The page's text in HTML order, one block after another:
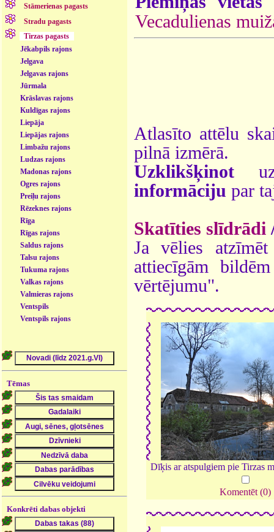
Stāmerienas pagasts
Stradu pagasts
Tirzas pagasts
Jēkabpils rajons
Jelgava
Jelgavas rajons
Jūrmala
Krāslavas rajons
Kuldīgas rajons
Liepāja
Liepājas rajons
Limbažu rajons
Ludzas rajons
Madonas rajons
Ogres rajons
Preiļu rajons
Rēzeknes rajons
Rīga
Rīgas rajons
Saldus rajons
Talsu rajons
Tukuma rajons
Valkas rajons
Valmieras rajons
Ventspils
Ventspils rajons
Tēmas
Konkrēti dabas objekti
Vecadulienas
Atlasīto attēlu
pilnā izmērā.
Uzklikšķinot
informāciju par
Skatīties slīdrādi
Ja vēlies
attiecīgām
vērtējumu".
Dīķis ar atspulgiem pie Tirzas
Komentēt (0)